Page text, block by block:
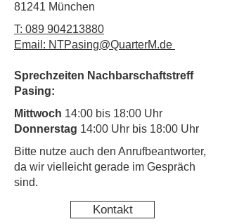
81241 München
T: 089 904213880
Email: NTPasing@QuarterM.de
Sprechzeiten Nachbarschaftstreff
Pasing:
Mittwoch 14:00 bis 18:00 Uhr
Donnerstag 14:00 Uhr bis 18:00 Uhr
​Bitte nutze auch den Anrufbeantworter,
da wir vielleicht gerade im Gespräch
sind.
Kontakt